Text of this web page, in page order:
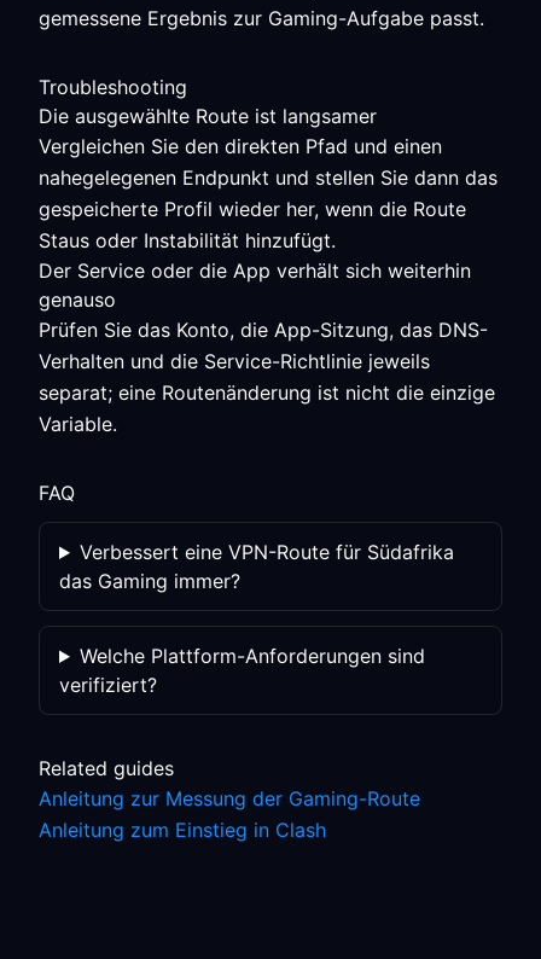
gemessene Ergebnis zur Gaming-Aufgabe passt.
Troubleshooting
Die ausgewählte Route ist langsamer
Vergleichen Sie den direkten Pfad und einen
nahegelegenen Endpunkt und stellen Sie dann das
gespeicherte Profil wieder her, wenn die Route
Staus oder Instabilität hinzufügt.
Der Service oder die App verhält sich weiterhin
genauso
Prüfen Sie das Konto, die App-Sitzung, das DNS-
Verhalten und die Service-Richtlinie jeweils
separat; eine Routenänderung ist nicht die einzige
Variable.
FAQ
Verbessert eine VPN-Route für Südafrika
das Gaming immer?
Welche Plattform-Anforderungen sind
verifiziert?
Related guides
Anleitung zur Messung der Gaming-Route
Anleitung zum Einstieg in Clash